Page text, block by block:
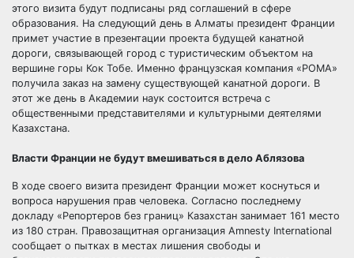
этого визита будут подписаны ряд соглашений в сфере
образования. На следующий день в Алматы президент Франции
примет участие в презентации проекта будущей канатной
дороги, связывающей город с туристическим объектом на
вершине горы Кок Тобе. Именно французская компания «РОМА»
получила заказ на замену существующей канатной дороги. В
этот же день в Академии наук состоится встреча с
общественными представителями и культурными деятелями
Казахстана.
Власти Франции не будут вмешиваться в дело Аблязова
В ходе своего визита президент Франции может коснуться и
вопроса нарушения прав человека. Согласно последнему
докладу «Репортеров без границ» Казахстан занимает 161 место
из 180 стран. Правозащитная организация Amnesty International
сообщает о пытках в местах лишения свободы и